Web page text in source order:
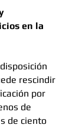
en la
rescindir
por
de
de ciento